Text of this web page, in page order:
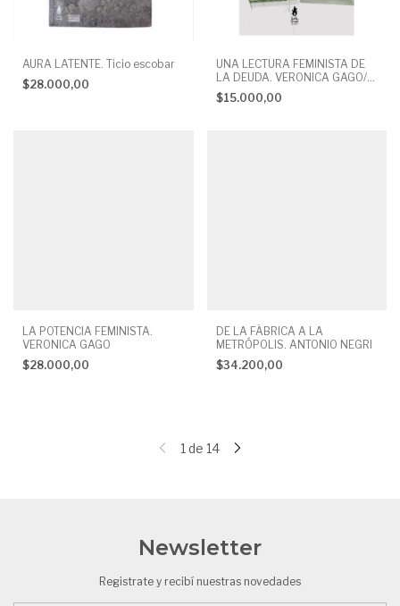
AURA LATENTE. Ticio escobar
$28.000,00
UNA LECTURA FEMINISTA DE
LA DEUDA. VERONICA GAGO/
LUCI CAVALLERO
$15.000,00
LA POTENCIA FEMINISTA.
VERONICA GAGO
$28.000,00
DE LA FÁBRICA A LA
METRÓPOLIS. ANTONIO NEGRI
$34.200,00
1 de 14
Newsletter
Registrate y recibí nuestras novedades